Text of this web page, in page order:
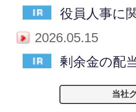
役員人事に
2026.05.15
剰余金の配
当社